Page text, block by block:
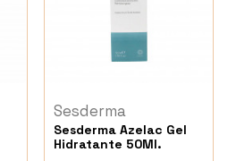
Sesderma
Sesderma Azelac Gel
Hidratante 50Ml.